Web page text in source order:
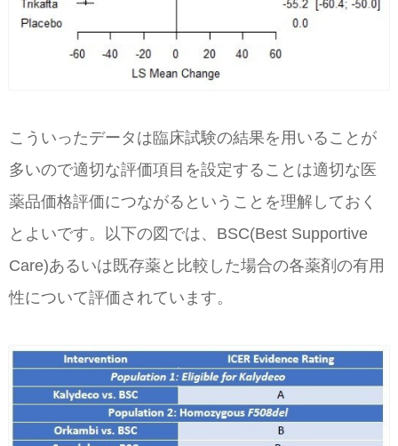
こういったデータは臨床試験の結果を用いることが
多いので適切な評価項目を設定することは適切な医
薬品価格評価につながるということを理解しておく
とよいです。以下の図では、BSC(Best Supportive
Care)あるいは既存薬と比較した場合の各薬剤の有用
性について評価されています。